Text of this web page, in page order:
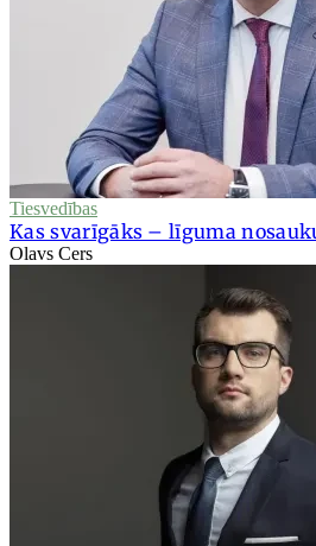
Tiesvedības
Kas svarīgāks – līguma
Olavs Cers